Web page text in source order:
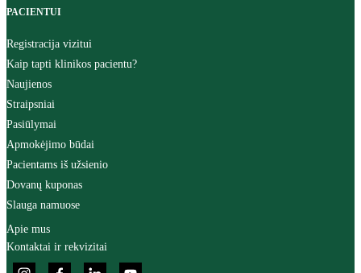
PACIENTUI
Registracija vizitui
Kaip tapti klinikos pacientu?
Naujienos
Straipsniai
Pasiūlymai
Apmokėjimo būdai
Pacientams iš užsienio
Dovanų kuponas
Slauga namuose
Apie mus
Kontaktai ir rekvizitai